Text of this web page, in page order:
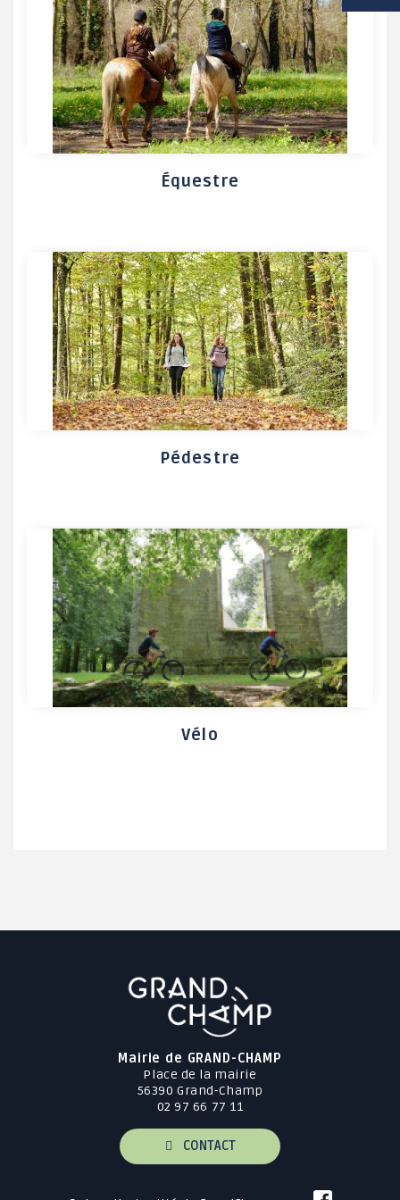
VIE SCOLAIRE
SOCIAL / SOLIDARITÉ
SANTÉ
Équestre
Pédestre
Vélo
Mairie de GRAND-CHAMP
Place de la mairie
56390 Grand-Champ
02 97 66 77 11
CONTACT